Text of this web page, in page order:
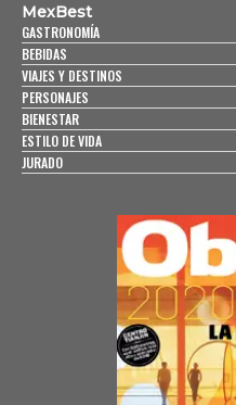
MexBest
GASTRONOMÍA
BEBIDAS
VIAJES Y DESTINOS
PERSONAJES
BIENESTAR
ESTILO DE VIDA
JURADO